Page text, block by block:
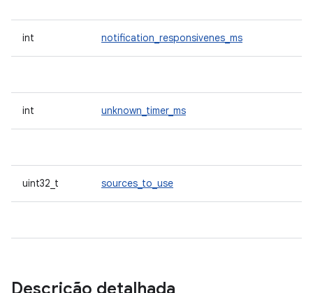
int notification_responsivenes_ms
int unknown_timer_ms
uint32_t sources_to_use
Descrição detalhada